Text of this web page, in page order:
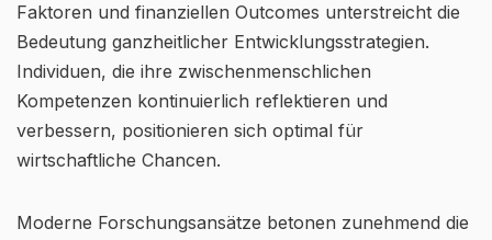
Faktoren und finanziellen Outcomes unterstreicht die
Bedeutung ganzheitlicher Entwicklungsstrategien.
Individuen, die ihre zwischenmenschlichen
Kompetenzen kontinuierlich reflektieren und
verbessern, positionieren sich optimal für
wirtschaftliche Chancen.
Moderne Forschungsansätze betonen zunehmend die